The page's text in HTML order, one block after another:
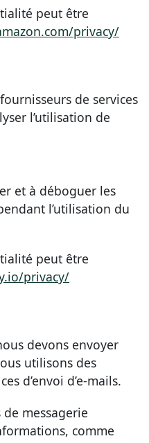
peut être
privacy/
de services
l’utilisation de
et à déboguer les
l’utilisation du
peut être
privacy/
devons envoyer
utilisons des
d’envoi d’e-mails.
messagerie
comme